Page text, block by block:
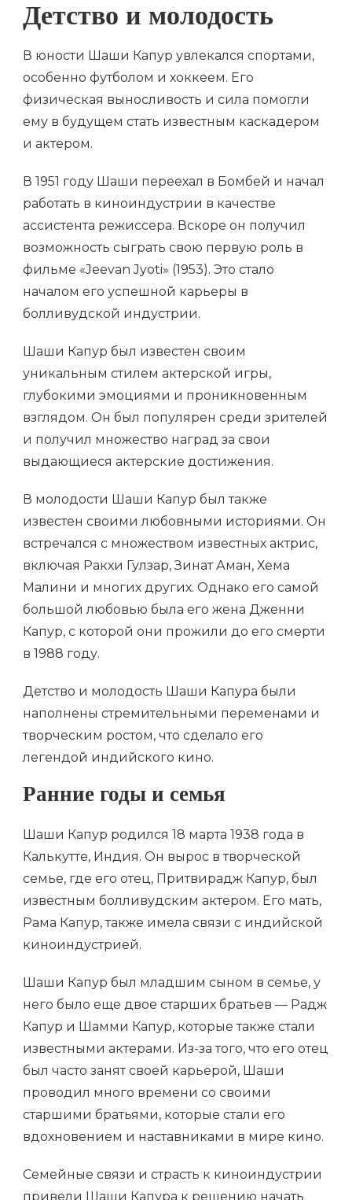
Детство и молодость
В юности Шаши Капур увлекался спортами,
особенно футболом и хоккеем. Его
физическая выносливость и сила помогли
ему в будущем стать известным каскадером
и актером.
В 1951 году Шаши переехал в Бомбей и начал
работать в киноиндустрии в качестве
ассистента режиссера. Вскоре он получил
возможность сыграть свою первую роль в
фильме «Jeevan Jyoti» (1953). Это стало
началом его успешной карьеры в
болливудской индустрии.
Шаши Капур был известен своим
уникальным стилем актерской игры,
глубокими эмоциями и проникновенным
взглядом. Он был популярен среди зрителей
и получил множество наград за свои
выдающиеся актерские достижения.
В молодости Шаши Капур был также
известен своими любовными историями. Он
встречался с множеством известных актрис,
включая Ракхи Гулзар, Зинат Аман, Хема
Малини и многих других. Однако его самой
большой любовью была его жена Дженни
Капур, с которой они прожили до его смерти
в 1988 году.
Детство и молодость Шаши Капура были
наполнены стремительными переменами и
творческим ростом, что сделало его
легендой индийского кино.
Ранние годы и семья
Шаши Капур родился 18 марта 1938 года в
Калькутте, Индия. Он вырос в творческой
семье, где его отец, Притвирадж Капур, был
известным болливудским актером. Его мать,
Рама Капур, также имела связи с индийской
киноиндустрией.
Шаши Капур был младшим сыном в семье, у
него было еще двое старших братьев — Радж
Капур и Шамми Капур, которые также стали
известными актерами. Из-за того, что его отец
был часто занят своей карьерой, Шаши
проводил много времени со своими
старшими братьями, которые стали его
вдохновением и наставниками в мире кино.
Семейные связи и страсть к киноиндустрии
привели Шаши Капура к решению начать